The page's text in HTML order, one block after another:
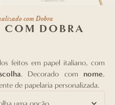
com Dobra
DOBRA
feitos em papel italiano, com
. Decorado com nome,
de papelaria personalizada.